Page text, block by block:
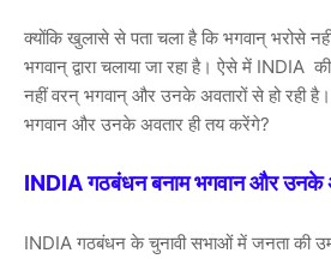
क्योंकि खुलासे से पता चला है कि भगवान् भरोसे
भगवान् द्वारा चलाया जा रहा है। ऐसे में INDIA
नहीं वरन् भगवान् और उनके अवतारों से हो रही है।
भगवान और उनके अवतार ही तय करेंगे?
INDIA गठबंधन बनाम भगवान और उनके
INDIA गठबंधन के चुनावी सभाओं में जनता की